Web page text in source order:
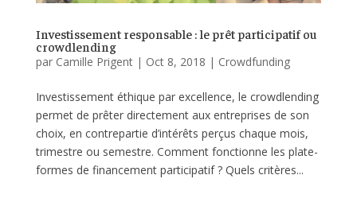
Investissement responsable : le prêt participatif ou
crowdlending
par Camille Prigent| Oct 8, 2018 | Crowdfunding
Investissement éthique par excellence, le crowdlending
permet de prêter directement aux entreprises de son
choix, en contrepartie d’intérêts perçus chaque mois,
trimestre ou semestre. Comment fonctionne les plate-
formes de financement participatif ? Quels critères...